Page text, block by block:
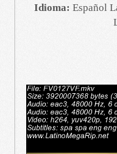
Idioma: Español